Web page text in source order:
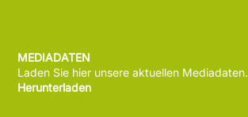
MEDIADATEN
Laden Sie hier unsere aktuellen Mediadaten.
Herunterladen